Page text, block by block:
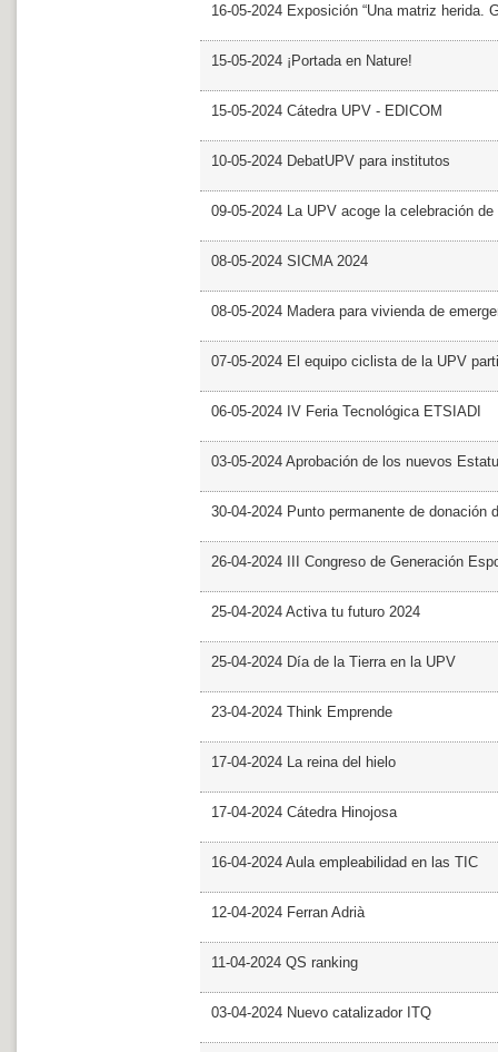
16-05-2024 Exposición “Una matriz herida.
15-05-2024 ¡Portada en Nature!
15-05-2024 Cátedra UPV - EDICOM
10-05-2024 DebatUPV para institutos
09-05-2024 La UPV acoge la celebración
08-05-2024 SICMA 2024
08-05-2024 Madera para vivienda de
07-05-2024 El equipo ciclista de la UPV
06-05-2024 IV Feria Tecnológica ETSIADI
03-05-2024 Aprobación de los nuevos
30-04-2024 Punto permanente de donación
26-04-2024 III Congreso de Generación
25-04-2024 Activa tu futuro 2024
25-04-2024 Día de la Tierra en la UPV
23-04-2024 Think Emprende
17-04-2024 La reina del hielo
17-04-2024 Cátedra Hinojosa
16-04-2024 Aula empleabilidad en las TIC
12-04-2024 Ferran Adrià
11-04-2024 QS ranking
03-04-2024 Nuevo catalizador ITQ